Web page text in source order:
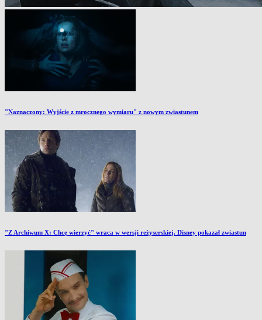
"Naznaczony: Wyjście z mrocznego wymiaru" z nowym zwiastunem
"Z Archiwum X: Chcę wierzyć" wraca w wersji reżyserskiej. Disney pokazał zwiastun